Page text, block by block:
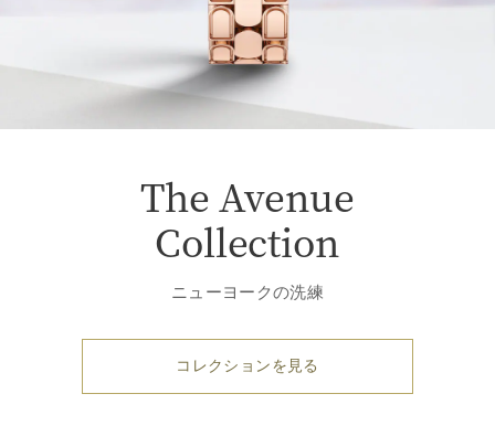
The Avenue
Collection
ニューヨークの洗練
コレクションを見る